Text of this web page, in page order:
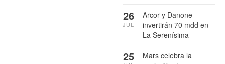
Arcor y Danone
invertirán 70 mdd en
La Serenísima
26
JUL
Mars celebra la
25